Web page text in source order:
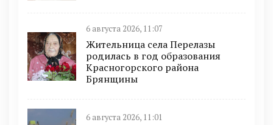
6 августа 2026, 11:07
Жительница села Перелазы
родилась в год образования
Красногорского района
Брянщины
6 августа 2026, 11:01